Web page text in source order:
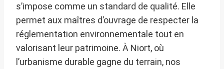
s’impose comme un standard de qualité. Elle
permet aux maîtres d’ouvrage de respecter la
réglementation environnementale tout en
valorisant leur patrimoine. À Niort, où
l’urbanisme durable gagne du terrain, nos